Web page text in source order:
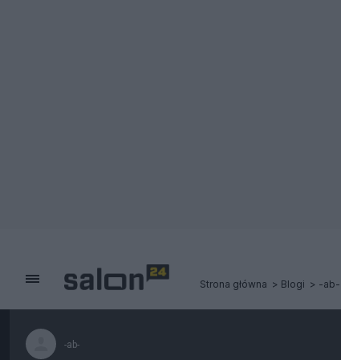
Strona główna Blogi -ab-
-ab-